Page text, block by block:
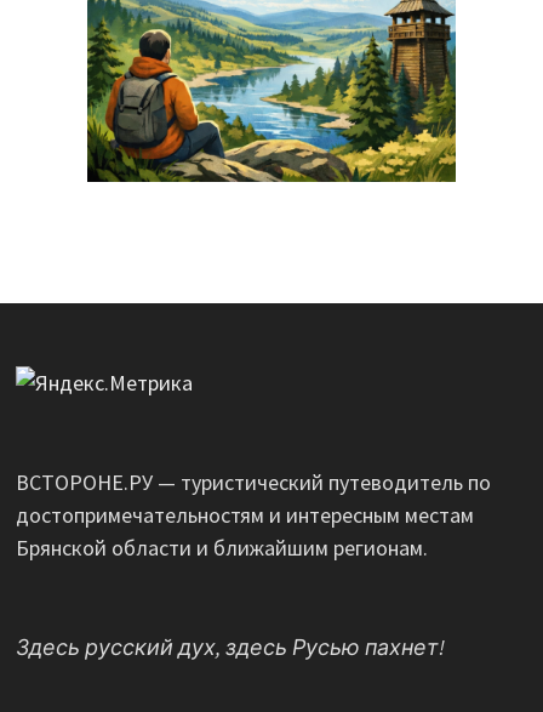
ВСТОРОНЕ.РУ — туристический путеводитель по
достопримечательностям и интересным местам
Брянской области и ближайшим регионам.
Здесь русский дух, здесь Русью пахнет!